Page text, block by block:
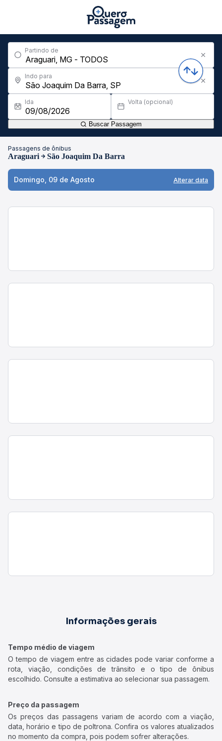
Partindo de
Indo para
Ida Volta (opcional)
Buscar Passagem
Passagens de ônibus
Araguari São Joaquim Da Barra
Domingo, 09 de Agosto Alterar data
Informações gerais
Tempo médio de viagem
O tempo de viagem entre as cidades pode variar conforme a
rota, viação, condições de trânsito e o tipo de ônibus
escolhido. Consulte a estimativa ao selecionar sua passagem.
Preço da passagem
Os preços das passagens variam de acordo com a viação,
data, horário e tipo de poltrona. Confira os valores atualizados
no momento da compra, pois podem sofrer alterações.